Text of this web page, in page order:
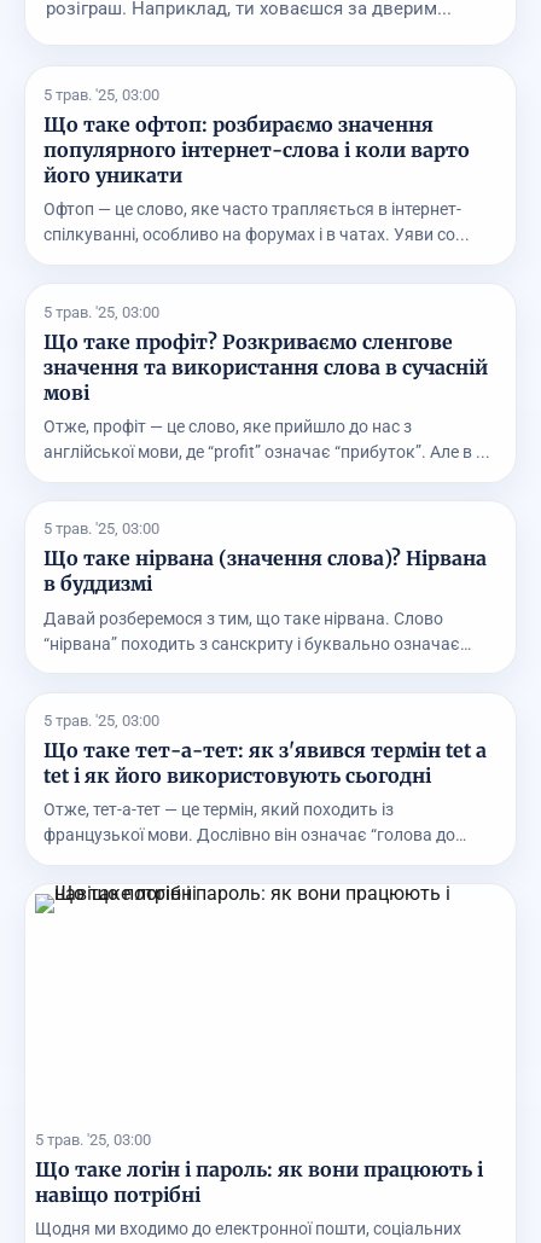
розіграш. Наприклад, ти ховаєшся за дверим...
5 трав. '25, 03:00
Що таке офтоп: розбираємо значення
популярного інтернет-слова і коли варто
його уникати
Офтоп — це слово, яке часто трапляється в інтернет-
спілкуванні, особливо на форумах і в чатах. Уяви со...
5 трав. '25, 03:00
Що таке профіт? Розкриваємо сленгове
значення та використання слова в сучасній
мові
Отже, профіт — це слово, яке прийшло до нас з
англійської мови, де “profit” означає “прибуток”. Але в ...
5 трав. '25, 03:00
Що таке нірвана (значення слова)? Нірвана
в буддизмі
Давай розберемося з тим, що таке нірвана. Слово
“нірвана” походить з санскриту і буквально означає
5 трав. '25, 03:00
Що таке тет-а-тет: як з'явився термін tet a
tet і як його використовують сьогодні
Отже, тет-а-тет — це термін, який походить із
французької мови. Дослівно він означає “голова до
5 трав. '25, 03:00
Що таке логін і пароль: як вони працюють і
навіщо потрібні
Щодня ми входимо до електронної пошти, соціальних